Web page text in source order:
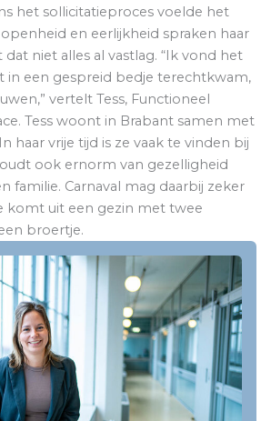
het sollicitatieproces voelde het
en eerlijkheid spraken haar
dat niet alles al vastlag. “Ik vond het
in een gespreid bedje terechtkwam,
vertelt Tess, Functioneel
Tess woont in Brabant samen met
haar vrije tijd is ze vaak te vinden bij
ook ernorm van gezelligheid
familie. Carnaval mag daarbij zeker
komt uit een gezin met twee
broertje.